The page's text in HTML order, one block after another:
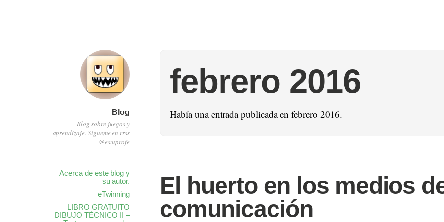
Blog
Blog sobre juegos y
aprendizaje. Sígueme en rrss
@estuprofe
Acerca de este blog y
su autor.
eTwinning
LIBRO GRATUITO
DIBUJO TÉCNICO II –
febrero 2016
Había una entrada publicada en febrero 2016.
El huerto en los medios
comunicación